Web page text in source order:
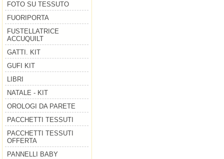
FOTO SU TESSUTO
FUORIPORTA
FUSTELLATRICE
ACCUQUILT
GATTI. KIT
GUFI KIT
LIBRI
NATALE - KIT
OROLOGI DA PARETE
PACCHETTI TESSUTI
PACCHETTI TESSUTI
OFFERTA
PANNELLI BABY